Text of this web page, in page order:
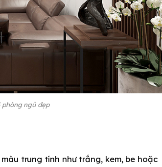
phòng ngủ đẹp
trung tính như trắng, kem, be hoặc